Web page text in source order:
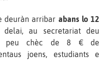
deuràn arribar abans lo 12
au secretariat deu
peu chèc de 8 € de
joens, estudiants e